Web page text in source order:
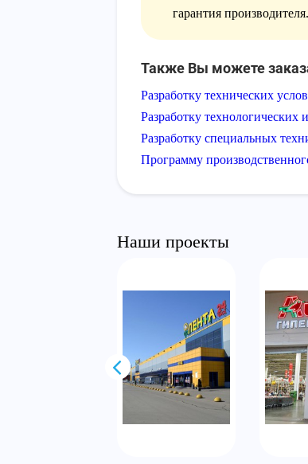
гарантия производителя.
Также Вы можете
Разработку технических
Разработку
Разработку специальных
Программу
Наши проекты